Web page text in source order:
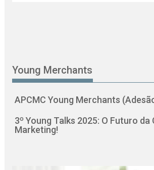
Young Merchants
APCMC Young Merchants
3º Young Talks 2025: O Futuro da
Marketing!